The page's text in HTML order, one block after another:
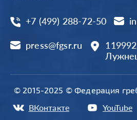
+7 (499) 288-72-50
press@fgsr.ru
© 2015-2025 © Федерация
ВКонтакте YouTube